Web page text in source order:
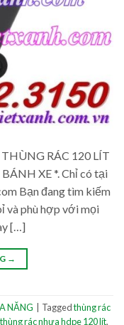
RÁC 120 LÍT
XE *. Chỉ có tại
Bạn đang tìm kiếm
và phù hợp với mọi
[…]
→
NĂNG Taggedthùng rác
thùng rác nhựa hdpe 120 lít,